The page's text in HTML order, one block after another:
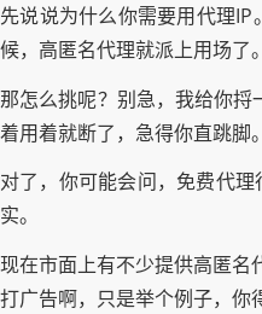
先说说为什么你需要用代理
候，高匿名代理就派上用场了
那怎么挑呢？别急，我给你
着用着就断了，急得你直跳脚
对了，你可能会问，免费代
实。
现在市面上有不少提供高匿名
打广告啊，只是举个例子，你